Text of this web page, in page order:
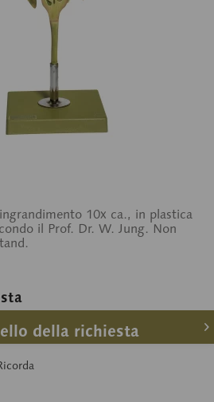
10x ca., in plastica
il Prof. Dr. W. Jung. Non
della richiesta